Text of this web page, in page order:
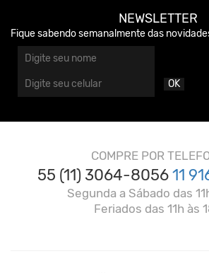
NEWSLETTER
Fique sabendo semanalmente das
OK
COMPRE POR
55 (11) 3064-805611
Segunda a Sábado das
Feriados das 11h às